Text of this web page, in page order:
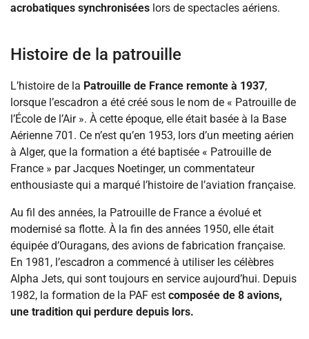
acrobatiques synchronisées lors de spectacles aériens.
Histoire de la patrouille
L’histoire de la Patrouille de France remonte à 1937,
lorsque l’escadron a été créé sous le nom de « Patrouille de
l’École de l’Air ». À cette époque, elle était basée à la Base
Aérienne 701. Ce n’est qu’en 1953, lors d’un meeting aérien
à Alger, que la formation a été baptisée « Patrouille de
France » par Jacques Noetinger, un commentateur
enthousiaste qui a marqué l’histoire de l’aviation française.
Au fil des années, la Patrouille de France a évolué et
modernisé sa flotte. À la fin des années 1950, elle était
équipée d’Ouragans, des avions de fabrication française.
En 1981, l’escadron a commencé à utiliser les célèbres
Alpha Jets, qui sont toujours en service aujourd’hui. Depuis
1982, la formation de la PAF est composée de 8 avions,
une tradition qui perdure depuis lors.